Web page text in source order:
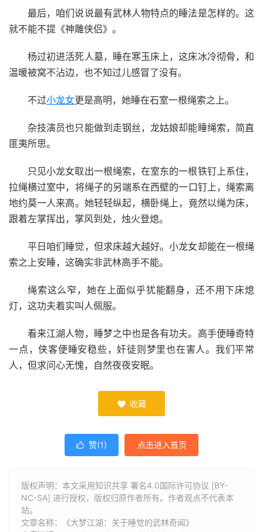
最后，咱们说说最有武林人物特点的睡法是怎样的。这
就不能不提《神雕侠侣》。
杨过初进活死人墓，睡在寒玉床上，这床冰冷彻骨，和
温暖被窝不沾边，也不知过儿感冒了没有。
不过小龙女更是高明，她睡在石室一根绳索之上。
杂技演员也只能做到走钢丝，龙姑娘却能睡绳索，简直
匪夷所思。
只见小龙女取出一根绳索，在室东的一根铁钉上系住，
拉绳横过室中，将绳子的另端系在西壁的一口钉上，绳索离
地约莫一人来高。她轻轻纵起，横卧绳上，竟然以绳为床，
跟着左掌挥出，掌风到处，烛火登熄。
平日咱们睡觉，但求床越大越好。小龙女却能在一根绳
索之上安睡，这确实非武林高手不能。
绳索这么窄，她在上面似乎犹能翻身，还不用下床熄
灯，这功夫着实叫人佩服。
看来江湖人物，睡梦之中也是各有功夫。高手便睡奇特
一点，侠客便睡安稳些，奸徒则梦里也在害人。我们平常
人，但求问心无愧，自然夜夜安眠。
 收藏
 赞(1) 点击进入首页
版权声明：本文采用知识共享 署名4.0国际许可协议 [BY-
NC-SA] 进行授权，版权归原作者所有。作者观点不代表本
站。
文章名称：《大梦江湖：关于睡觉的武林奇闻》